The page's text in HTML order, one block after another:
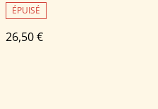
ÉPUISÉ
26,50 €